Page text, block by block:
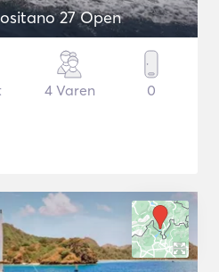
27 Open
4 Varen 0